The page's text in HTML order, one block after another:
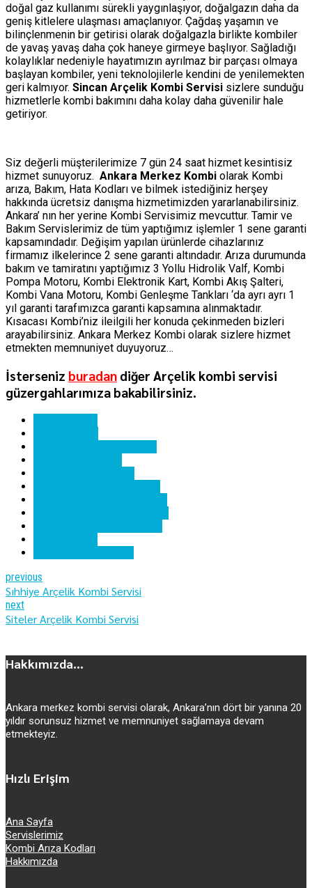
doğal gaz kullanımı sürekli yaygınlaşıyor, doğalgazın daha da
geniş kitlelere ulaşması amaçlanıyor. Çağdaş yaşamın ve
bilinçlenmenin bir getirisi olarak doğalgazla birlikte kombiler
de yavaş yavaş daha çok haneye girmeye başlıyor. Sağladığı
kolaylıklar nedeniyle hayatımızın ayrılmaz bir parçası olmaya
başlayan kombiler, yeni teknolojilerle kendini de yenilemekten
geri kalmıyor. Sincan Arçelik Kombi Servisi sizlere sunduğu
hizmetlerle kombi bakımını daha kolay daha güvenilir hale
getiriyor.
Siz değerli müşterilerimize 7 gün 24 saat hizmet kesintisiz
hizmet sunuyoruz. Ankara Merkez Kombi olarak Kombi
arıza, Bakım, Hata Kodları ve bilmek istediğiniz herşey
hakkında ücretsiz danışma hizmetimizden yararlanabilirsiniz.
Ankara’ nın her yerine Kombi Servisimiz mevcuttur. Tamir ve
Bakım Servislerimiz de tüm yaptığımız işlemler 1 sene garanti
kapsamındadır. Değişim yapılan ürünlerde cihazlarınız
firmamız ilkelerince 2 sene garanti altındadır. Arıza durumunda
bakım ve tamiratını yaptığımız 3 Yollu Hidrolik Valf, Kombi
Pompa Motoru, Kombi Elektronik Kart, Kombi Akış Şalteri,
Kombi Vana Motoru, Kombi Genleşme Tankları ‘da ayrı ayrı 1
yıl garanti tarafımızca garanti kapsamına alınmaktadır.
Kısacası Kombi’niz ileilgili her konuda çekinmeden bizleri
arayabilirsiniz. Ankara Merkez Kombi olarak sizlere hizmet
etmekten memnuniyet duyuyoruz…
İsterseniz buradan diğer Arçelik kombi servisi
güzergahlarımıza bakabilirsiniz.
previous
Sıhhiye Arçelik Kombi Servisi
next
Siteler Arçelik Kombi Servisi
Hakkımızda...
Ankara merkez kombi servisi olarak, Ankara’nın dört bir yanına 20
yıldır sorunsuz hizmet ve memnuniyet sağlamaya devam
etmekteyiz.
Hızlı Erişim
Ana Sayfa
Servislerimiz
Kombi Arıza Kodları
Hakkımızda